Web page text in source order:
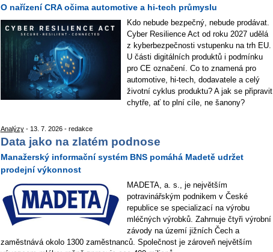
O nařízení CRA očima automotive a hi-tech průmyslu
Kdo nebude bezpečný, nebude prodávat.
Cyber Resilience Act od roku 2027 udělá
z kyberbezpečnosti vstupenku na trh EU.
U části digitálních produktů i podmínku
pro CE označení. Co to znamená pro
automotive, hi-tech, dodavatele a celý
životní cyklus produktu? A jak se připravit
chytře, ať to plní cíle, ne šanony?
Analýzy- 13. 7. 2026 - redakce
Data jako na zlatém podnose
Manažerský informační systém BNS pomáhá Madetě udržet
prodejní výkonnost
MADETA, a. s., je největším
potravinářským podnikem v České
republice se specializací na výrobu
mléčných výrobků. Zahrnuje čtyři výrobní
závody na území jižních Čech a
zaměstnává okolo 1300 zaměstnanců. Společnost je zároveň největším